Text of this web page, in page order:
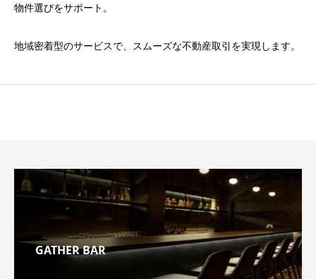
物件選びをサポート。
地域密着型のサービスで、スムーズな不動産取引を実現します。
GATHER BAR